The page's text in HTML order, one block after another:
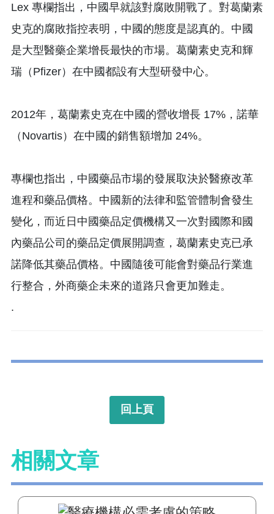
Lex 專欄指出，中國早就該對腐敗開戰了。對葛蘭素
史克的腐敗指控表明，中國的態度是認真的。中國
是大型醫藥企業增長最快的市場。葛蘭素史克和輝
瑞（Pfizer）在中國都設有大型研發中心。
2012年，葛蘭素史克在中國的營收增長 17%，諾華
（Novartis）在中國的銷售額增加 24%。
專欄也指出，中國藥品市場的發展取決於醫療改革
進程和藥品價格。中國新的法律和監管體制會發生
變化，而近日中國藥品定價機構又一次對國際和國
內藥品公司的藥品定價展開調查，葛蘭素史克已承
諾降低其藥品價格。中國隨後可能會對藥品行業進
行整合，外商藥企未來的道路只會更加難走。
.
回上頁
相關文章